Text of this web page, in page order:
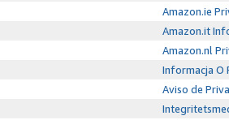
Amazon.ie
Amazon.it
Amazon.nl
Informacja O
Aviso de